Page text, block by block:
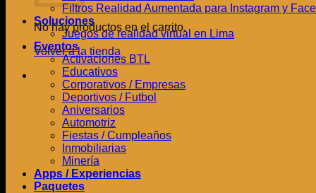
No hay productos en el carrito.
Volver a la tienda
Filtros Realidad Aumentada para Instagram y
Soluciones
Juegos de realidad virtual en Lima
Eventos
Activaciones BTL
Educativos
Corporativos / Empresas
Deportivos / Futbol
Aniversarios
Automotriz
Fiestas / Cumpleaños
Inmobiliarias
Minería
Apps / Experiencias
Paquetes